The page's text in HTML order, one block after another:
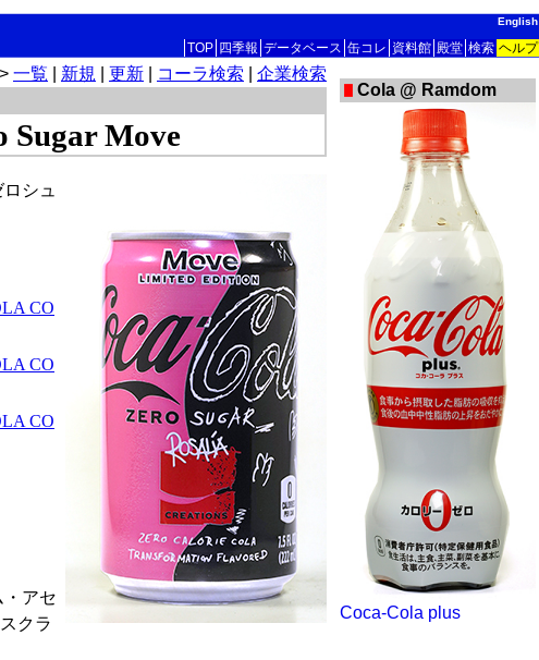
TOP 四季報 データベース 缶コレ 資料館 殿堂 検索 ヘルプ
English
一覧 新規 更新 コーラ検索 企業検索
Sugar Move
シュ
CO
CO
CO
・アセ
クラ
Cola @ Ramdom
Coca-Cola plus